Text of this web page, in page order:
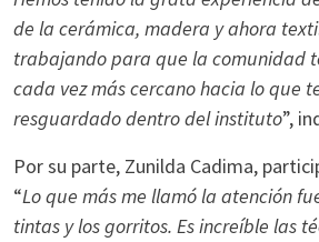
de la cerámica, madera y ahora
trabajando para que la comunidad
cada vez más cercano hacia lo que
resguardado dentro del instituto”,
Por su parte, Zunilda Cadima,
“Lo que más me llamó la atención
tintas y los gorritos. Es increíble las